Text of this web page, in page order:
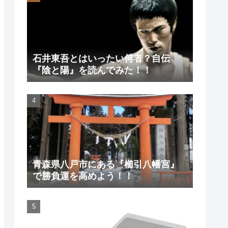
石井東吾とはいったい何者？自伝
『陰と陽』を読んでみた！！
青森県八戸市にある『櫛引八幡宮』
で勝負運を高めよう！！